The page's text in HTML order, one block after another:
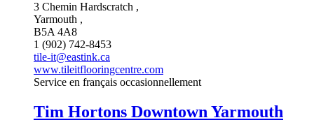
3 Chemin Hardscratch ,
Yarmouth ,
B5A 4A8
1 (902) 742-8453
tile-it@eastink.ca
www.tileitflooringcentre.com
Service en français occasionnellement
Tim Hortons Downtown Yarmouth